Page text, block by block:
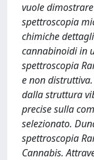
vuole
spettroscopia
chimiche
cannabinoidi in
spettroscopia
e non
dalla struttura
precise sulla
selezionato.
spettroscopia
Cannabis.